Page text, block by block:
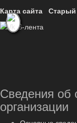
Карта сайта Старый
Сведения об
организации